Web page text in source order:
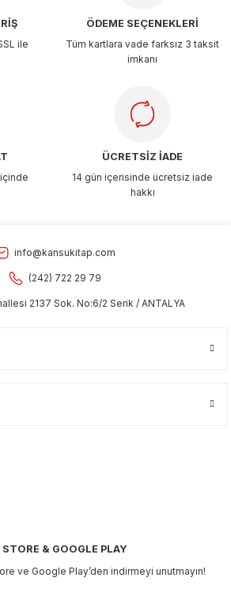
ile
ÖDEME SEÇENEKLERİ
Tüm kartlara vade farksız 3 taksit
imkanı
ÜCRETSİZ İADE
14 gün içerisinde ücretsiz iade
hakkı
info@kansukitap.com
(242) 722 29 79
2137 Sok. No:6/2 Serik / ANTALYA
STORE & GOOGLE PLAY
ve Google Play’den indirmeyi unutmayın!